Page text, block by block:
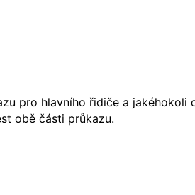
pro hlavního řidiče a jakéhokoli
obě části průkazu.